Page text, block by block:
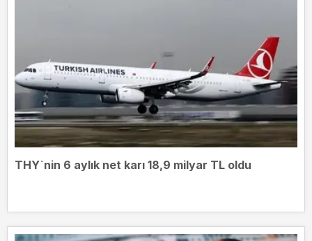
THY`nin 6 aylık net karı 18,9 milyar TL oldu